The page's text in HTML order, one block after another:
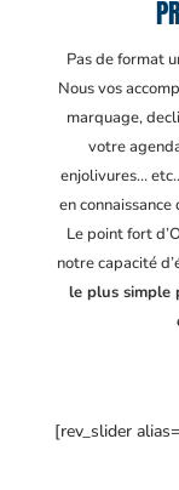
Pas de format
Nous vos
marquage,
votre
enjolivures…
en
Le point fort
notre capacité
le plus simple
[rev_slider